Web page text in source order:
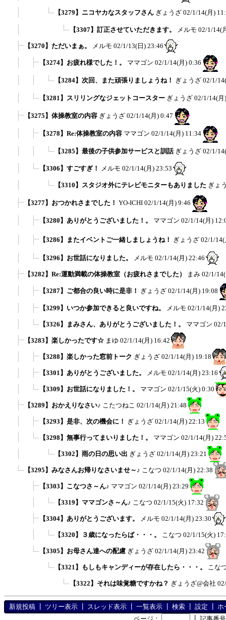
【3279】ニコヤカなスタッフさん ぎょうざ 02/1/14(月)
【3307】訂正させていただきます。 メルモ 02/1/14(
【3270】ただいまぁ。 メルモ 02/1/13(日) 23:46
【3274】お疲れ様でした！。 ママゴン 02/1/14(月) 0:36
【3284】次回、また頑張りましょうね！ ぎょうざ 02/1/
【3281】スリリングなジェットコースター ぎょうざ 02/1/14(月
【3275】体操教室の内容 ぎょうざ 02/1/14(月) 0:47
【3278】Re:体操教室の内容 ママゴン 02/1/14(月) 11:34
【3285】最後の子供参加サービスと訓話 ぎょうざ 02/1/
【3306】すごすぎ！ メルモ 02/1/14(月) 23:53
【3310】スタジオ外にテレビモニターもありました ぎょ
【3277】おつかれさまでした！ YO-ICHI 02/1/14(月) 9:46
【3280】ありがとうございました！。 ママゴン 02/1/14(月)
【3286】またイベントご一緒しましょうね！ ぎょうざ 02/1/14(
【3296】お世話になりました。 メルモ 02/1/14(月) 22:46
【3282】Re:運動満載の体操教室（お疲れさまでした） まみ 02/1/
【3287】ご都合の良い時に是非！ ぎょうざ 02/1/14(月) 19:08
【3299】いつか参加できると良いですね。 メルモ 02/1/14(月)
【3326】まみさん、ありがとうございました！。 ママゴン 02/
【3283】楽しかったです☆ まゆ 02/1/14(月) 16:42
【3288】楽しかった窓前トーク ぎょうざ 02/1/14(月) 19:18
【3301】ありがとうございました。 メルモ 02/1/14(月) 23:16
【3309】お世話になりました！。 ママゴン 02/1/15(火) 0:30
【3289】おかえりなさい♪ こたつねこ 02/1/14(月) 21:48
【3293】是非、次の機会に！ ぎょうざ 02/1/14(月) 22:13
【3298】無事行ってまいりました！。 ママゴン 02/1/14(月)
【3302】雨の日の思い出 ぎょうざ 02/1/14(月) 23:21
【3295】みなさんお帰りなさいませ～♪ こなつ 02/1/14(月) 22:38
【3303】こなつさ～ん♪ ママゴン 02/1/14(月) 23:29
【3319】ママゴンさ～ん♪ こなつ 02/1/15(火) 17:32
【3304】ありがとうございます。 メルモ 02/1/14(月) 23:30
【3320】３歳になったらば・・・。 こなつ 02/1/15(火)
【3305】お母さん達への配慮 ぎょうざ 02/1/14(月) 23:42
【3321】もしもキャンディーが存在したら・・・。 こな
【3322】それは味覚糖ですかね？ ぎょうざ@会社
新規投稿 ツリー表示 スレッド表示 一覧表示 検索 設定
ホ